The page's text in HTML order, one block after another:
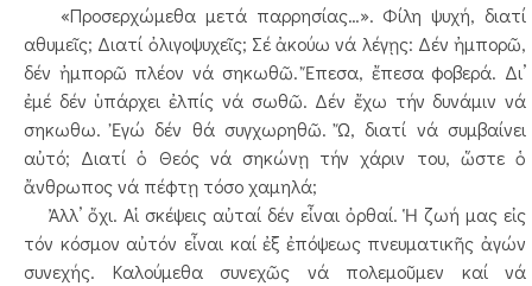
«Προσερχώμεθα μετά παρρησίας…». Φίλη ψυχή, διατί
αθυμεῖς; Διατί ὀλιγοψυχεῖς; Σέ ἀκούω νά λέγῃς: Δέν ἠμπορῶ,
δέν ἠμπορῶ πλέον νά σηκωθῶ. Ἔπεσα, ἔπεσα φοβερά. Δι’
ἐμέ δέν ὑπάρχει ἐλπίς νά σωθῶ. Δέν ἔχω τήν δυνάμιν νά
σηκωθω. Ἐγώ δέν θά συγχωρηθῶ. Ὤ, διατί νά συμβαίνει
αὐτό; Διατί ὁ Θεός νά σηκώνῃ τήν χάριν του, ὥστε ὁ
ἄνθρωπος νά πέφτῃ τόσο χαμηλά;
Ἀλλ’ ὄχι. Αἱ σκέψεις αὐταί δέν εἶναι ὀρθαί. Ἡ ζωή μας εἰς
τόν κόσμον αὐτόν εἶναι καί ἐξ ἐπόψεως πνευματικῆς ἀγών
συνεχής. Καλούμεθα συνεχῶς νά πολεμοῦμεν καί νά